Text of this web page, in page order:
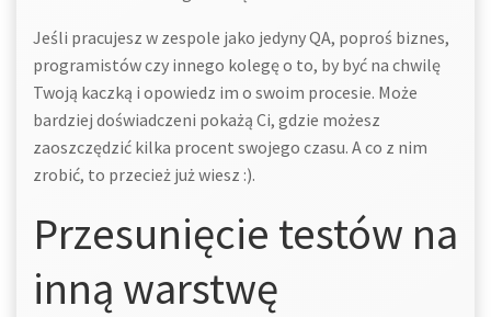
Jeśli pracujesz w zespole jako jedyny QA, poproś biznes,
programistów czy innego kolegę o to, by być na chwilę
Twoją kaczką i opowiedz im o swoim procesie. Może
bardziej doświadczeni pokażą Ci, gdzie możesz
zaoszczędzić kilka procent swojego czasu. A co z nim
zrobić, to przecież już wiesz :).
Przesunięcie testów na
inną warstwę